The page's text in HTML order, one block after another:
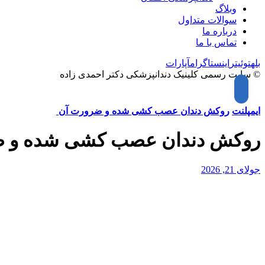
وبلاگ
سوالات متداول
درباره ما
تماس با ما
بلهتوئیتر اینستاگرامآپارات
© سایت رسمی کلینیک دندانپزشکی دکتر احمدی زاده
ایمپلنت روکش دندان عصب کشی شده و ضرورت آن
روکش دندان عصب کشی شده و
جولای 21, 2026